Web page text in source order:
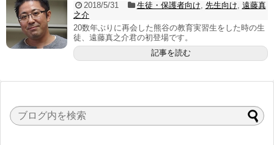
2018/5/31 生徒・保護者向け, 先生向け, 遠藤真
之介
20数年ぶりに再会した熊谷の教育実習生をした時の生
徒、遠藤真之介君の初登場です。
記事を読む